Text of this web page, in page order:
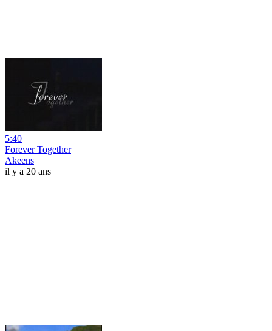
5:40
Forever Together
Akeens
il y a 20 ans